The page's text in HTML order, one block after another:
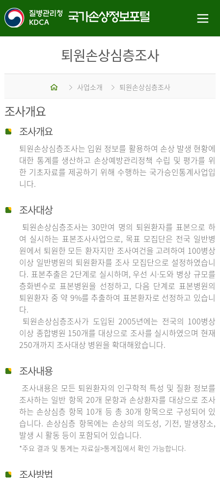
퇴원손상심층조사
홈 사업소개 퇴원손상심층조사
조사개요
조사개요
퇴원손상심층조사는 입원 정보를 활용하여 손상 발생 현황에
대한 통계를 생산하고 손상예방관리정책 수립 및 평가를 위
한 기초자료를 제공하기 위해 수행하는 국가승인통계사업입
니다.
조사대상
퇴원손상심층조사는 30만여 명의 퇴원환자를 표본으로 하
여 실시하는 표본조사사업으로, 목표 모집단은 전국 일반병
원에서 퇴원한 모든 환자지만 조사여건을 고려하여 100병상
이상 일반병원의 퇴원환자를 조사 모집단으로 설정하였습니
다. 표본추출은 2단계로 실시하며, 우선 시·도와 병상 규모를
층화변수로 표본병원을 선정하고, 다음 단계로 표본병원의
퇴원환자 중 약 9%를 추출하여 표본환자로 선정하고 있습니
다.
퇴원손상심층조사가 도입된 2005년에는 전국의 100병상
이상 종합병원 150개를 대상으로 조사를 실시하였으며 현재
250개까지 조사대상 병원을 확대해왔습니다.
조사내용
조사내용은 모든 퇴원환자의 인구학적 특성 및 질환 정보를
조사하는 일반 항목 20개 문항과 손상환자를 대상으로 조사
하는 손상심층 항목 10개 등 총 30개 항목으로 구성되어 있
습니다. 손상심층 항목에는 손상의 의도성, 기전, 발생장소,
발생 시 활동 등이 포함되어 있습니다.
*주요 결과 및 통계는 자료실>통계집에서 확인 가능합니다.
조사방법